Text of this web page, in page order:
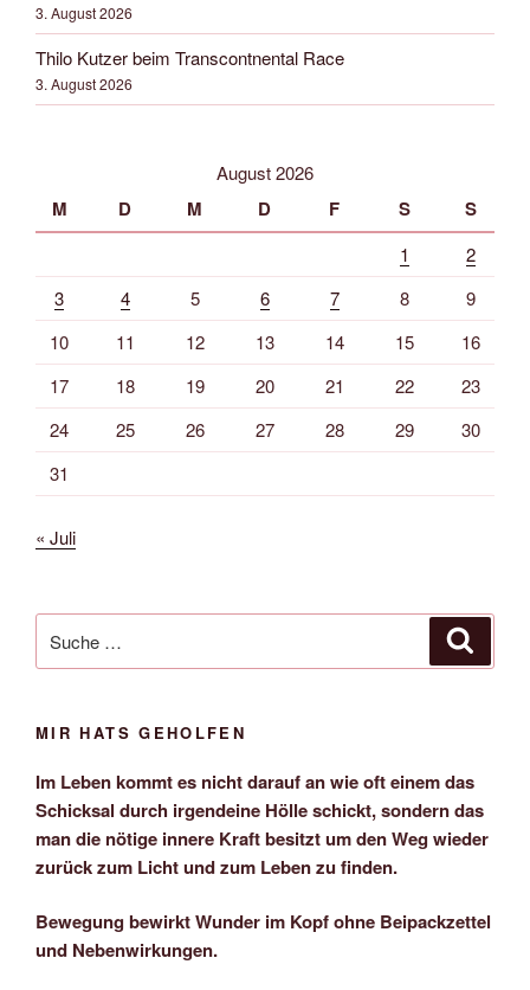
3. August 2026
Thilo Kutzer beim Transcontnental Race
3. August 2026
August 2026
M D M D F S S
1
2
3
4 5 6 7 8
9
10
11 12 13 14 15
16
17
18 19 20 21 22
23
24
25 26 27 28 29
30
31
« Juli
nach:
MIR HATS GEHOLFEN
Im Leben kommt es nicht darauf an wie oft einem das
Schicksal durch irgendeine Hölle schickt, sondern das
man die nötige innere Kraft besitzt um den Weg wieder
zurück zum Licht und zum Leben zu finden.
Bewegung bewirkt Wunder im Kopf ohne Beipackzettel
und Nebenwirkungen.